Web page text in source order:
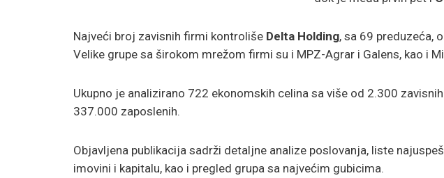
Najveći broj zavisnih firmi kontroliše Delta Holding, sa 69 preduzeća,
Velike grupe sa širokom mrežom firmi su i MPZ-Agrar i Galens, kao i
Ukupno je analizirano 722 ekonomskih celina sa više od 2.300
337.000 zaposlenih.
Objavljena publikacija sadrži detaljne analize poslovanja, liste
imovini i kapitalu, kao i pregled grupa sa najvećim gubicima.